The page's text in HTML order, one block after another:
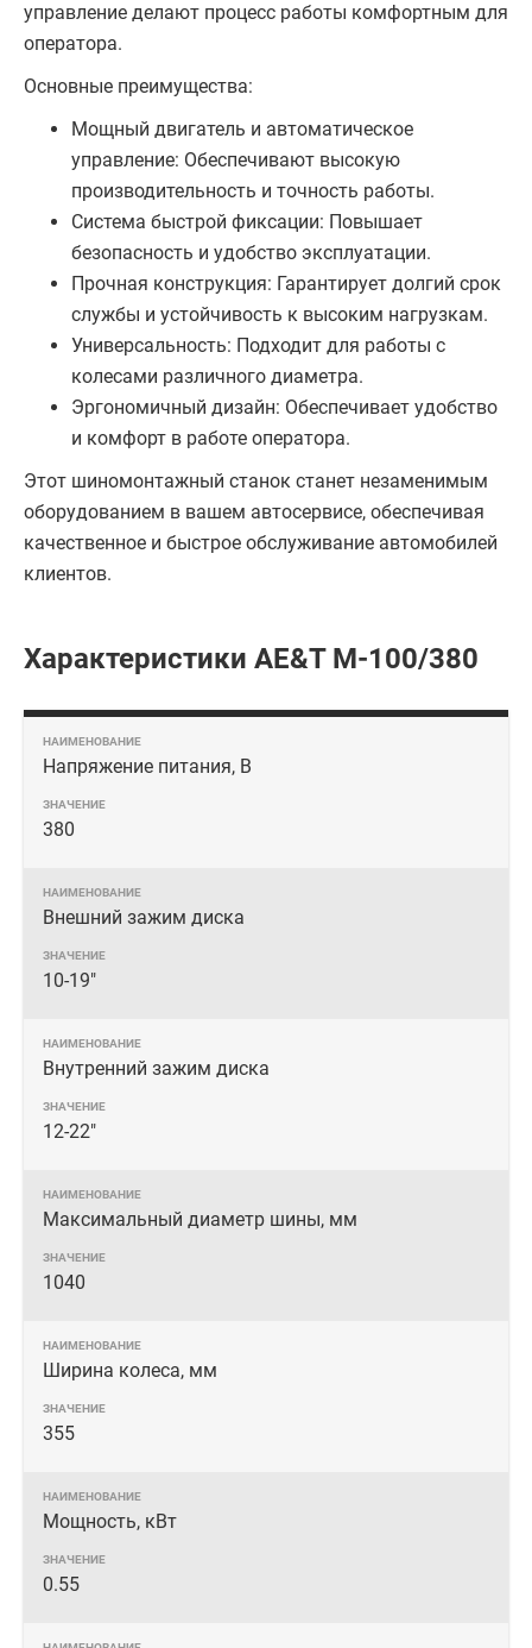
управление делают процесс работы комфортным для
оператора.
Основные преимущества:
Мощный двигатель и автоматическое
управление: Обеспечивают высокую
производительность и точность работы.
Система быстрой фиксации: Повышает
безопасность и удобство эксплуатации.
Прочная конструкция: Гарантирует долгий срок
службы и устойчивость к высоким нагрузкам.
Универсальность: Подходит для работы с
колесами различного диаметра.
Эргономичный дизайн: Обеспечивает удобство
и комфорт в работе оператора.
Этот шиномонтажный станок станет незаменимым
оборудованием в вашем автосервисе, обеспечивая
качественное и быстрое обслуживание автомобилей
клиентов.
Характеристики AE&T M-100/380
Напряжение питания, В
380
Внешний зажим диска
10-19"
Внутренний зажим диска
12-22"
Максимальный диаметр шины, мм
1040
Ширина колеса, мм
355
Мощность, кВт
0.55